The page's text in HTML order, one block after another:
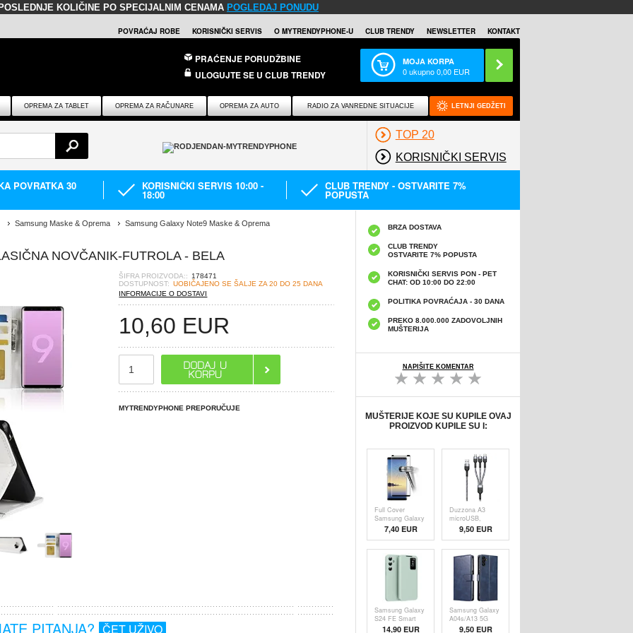
KOLIČINE PO SPECIJALNIM CENAMA POGLEDAJ PONUDU
POVRAĆAJ ROBE KORISNIČKI SERVIS O MYTRENDYPHONE-U CLUB TRENDY NEWSLETTER KONTAKT
PRAĆENJE PORUDŽBINE
ULOGUJTE SE U CLUB TRENDY
MOJA KORPA
0ukupno0,00 EUR
OPREMA ZA TABLET OPREMA ZA RAČUNARE OPREMA ZA AUTO RADIO ZA VANREDNE SITUACIJE LETNJI GEDŽETI
TOP 20
KORISNIČKI SERVIS
POVRATKA 30 KORISNIČKI SERVIS 10:00 -
18:00
CLUB TRENDY - OSTVARITE 7%
POPUSTA
Samsung Maske & Oprema Samsung Galaxy Note9 Maske & Oprema
NOVČANIK-FUTROLA - BELA
ŠIFRA PROIZVODA::
178471
DOSTUPNOST: UOBIČAJENO SE ŠALJE ZA 20 DO 25 DANA
INFORMACIJE O DOSTAVI
10,60 EUR
MYTRENDYPHONE PREPORUČUJE
PITANJA? ČET UŽIVO
BRZA DOSTAVA
CLUB TRENDY
OSTVARITE 7% POPUSTA
KORISNIČKI SERVIS PON - PET
CHAT: OD 10:00 DO 22:00
POLITIKA POVRAĆAJA - 30 DANA
PREKO 8.000.000 ZADOVOLJNIH
MUŠTERIJA
NAPIŠITE KOMENTAR
MUŠTERIJE KOJE SU KUPILE OVAJ
PROIZVOD KUPILE SU I:
Full Cover
Samsung Galaxy
Note9 Zaštitno
Kaljeno Staklo -
9H - Crno
7,40 EUR
Duzzona A3
microUSB,
Lightning, USB-C
Kabl - 2.4A, 1.2m
9,50 EUR
Samsung Galaxy
S24 FE Smart
Clear View Flip
14,90 EUR
Samsung Galaxy
A04s/A13 5G
Futrola-Novčanik
9,50 EUR